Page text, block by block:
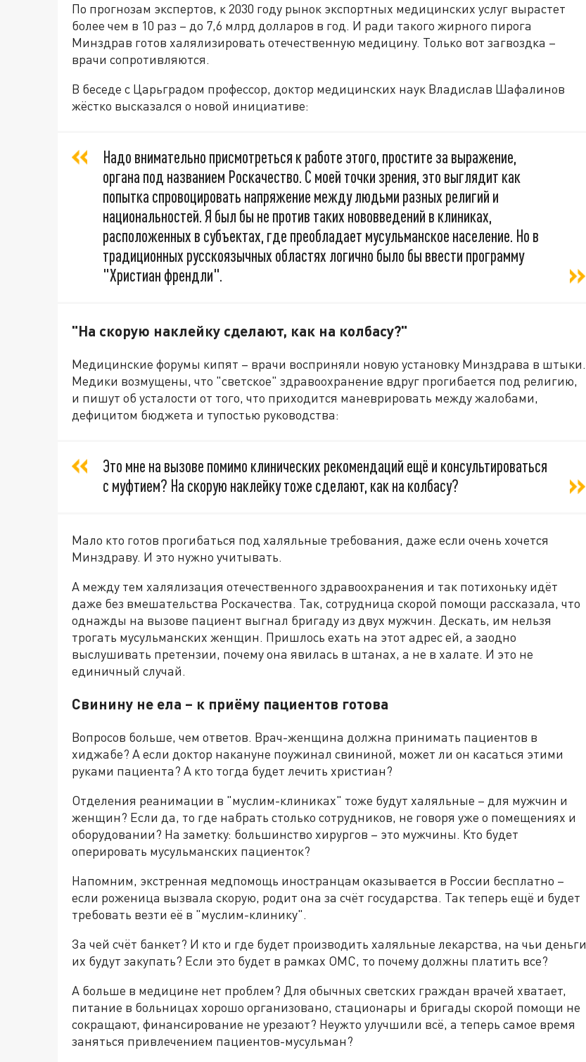
По прогнозам экспертов, к 2030 году рынок экспортных медицинских услуг вырастет
более чем в 10 раз – до 7,6 млрд долларов в год. И ради такого жирного пирога
Минздрав готов халялизировать отечественную медицину. Только вот загвоздка –
врачи сопротивляются.
В беседе с Царьградом профессор, доктор медицинских наук Владислав Шафалинов
жёстко высказался о новой инициативе:
Надо внимательно присмотреться к работе этого, простите за выражение,
органа под названием Роскачество. С моей точки зрения, это выглядит как
попытка спровоцировать напряжение между людьми разных религий и
национальностей. Я был бы не против таких нововведений в клиниках,
расположенных в субъектах, где преобладает мусульманское население. Но в
традиционных русскоязычных областях логично было бы ввести программу
"Христиан френдли".
"На скорую наклейку сделают, как на колбасу?"
Медицинские форумы кипят – врачи восприняли новую установку Минздрава в штыки.
Медики возмущены, что "светское" здравоохранение вдруг прогибается под религию,
и пишут об усталости от того, что приходится маневрировать между жалобами,
дефицитом бюджета и тупостью руководства:
Это мне на вызове помимо клинических рекомендаций ещё и консультироваться
с муфтием? На скорую наклейку тоже сделают, как на колбасу?
Мало кто готов прогибаться под халяльные требования, даже если очень хочется
Минздраву. И это нужно учитывать.
А между тем халялизация отечественного здравоохранения и так потихоньку идёт
даже без вмешательства Роскачества. Так, сотрудница скорой помощи рассказала, что
однажды на вызове пациент выгнал бригаду из двух мужчин. Дескать, им нельзя
трогать мусульманских женщин. Пришлось ехать на этот адрес ей, а заодно
выслушивать претензии, почему она явилась в штанах, а не в халате. И это не
единичный случай.
Свинину не ела – к приёму пациентов готова
Вопросов больше, чем ответов. Врач-женщина должна принимать пациентов в
хиджабе? А если доктор накануне поужинал свининой, может ли он касаться этими
руками пациента? А кто тогда будет лечить христиан?
Отделения реанимации в "муслим-клиниках" тоже будут халяльные – для мужчин и
женщин? Если да, то где набрать столько сотрудников, не говоря уже о помещениях и
оборудовании? На заметку: большинство хирургов – это мужчины. Кто будет
оперировать мусульманских пациенток?
Напомним, экстренная медпомощь иностранцам оказывается в России бесплатно –
если роженица вызвала скорую, родит она за счёт государства. Так теперь ещё и будет
требовать везти её в "муслим-клинику".
За чей счёт банкет? И кто и где будет производить халяльные лекарства, на чьи деньги
их будут закупать? Если это будет в рамках ОМС, то почему должны платить все?
А больше в медицине нет проблем? Для обычных светских граждан врачей хватает,
питание в больницах хорошо организовано, стационары и бригады скорой помощи не
сокращают, финансирование не урезают? Неужто улучшили всё, а теперь самое время
заняться привлечением пациентов-мусульман?